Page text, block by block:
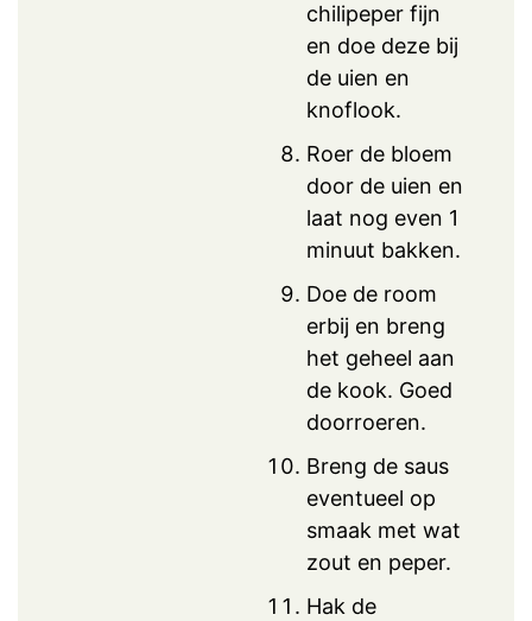
chilipeper fijn
en doe deze bij
de uien en
knoflook.
Roer de bloem
door de uien en
laat nog even 1
minuut bakken.
Doe de room
erbij en breng
het geheel aan
de kook. Goed
doorroeren.
Breng de saus
eventueel op
smaak met wat
zout en peper.
Hak de